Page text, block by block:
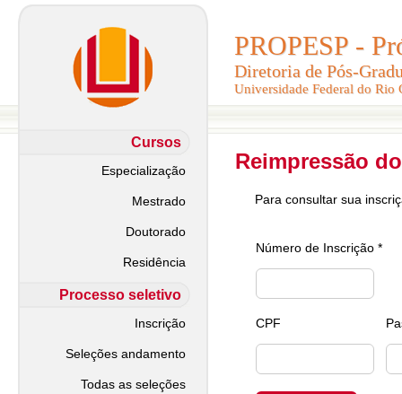
PROPESP -
Diretoria de Pós-
Universidade Federal do Rio
PROPESP -
Diretoria de Pós-
Universidade Federal do Rio
Cursos
Especialização
Mestrado
Doutorado
Residência
Processo seletivo
Inscrição
Seleções andamento
Todas as seleções
Reimpressão
Para consultar sua
Número de Inscrição *
CPF